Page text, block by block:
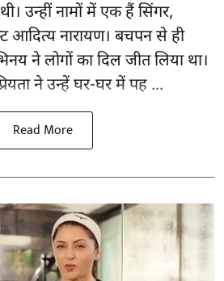
उन्हीं नामों में एक हैं सिंगर,
आदित्य नारायण। बचपन से ही
ने लोगों का दिल जीत लिया था।
ने उन्हें घर-घर में पह ...
Read More